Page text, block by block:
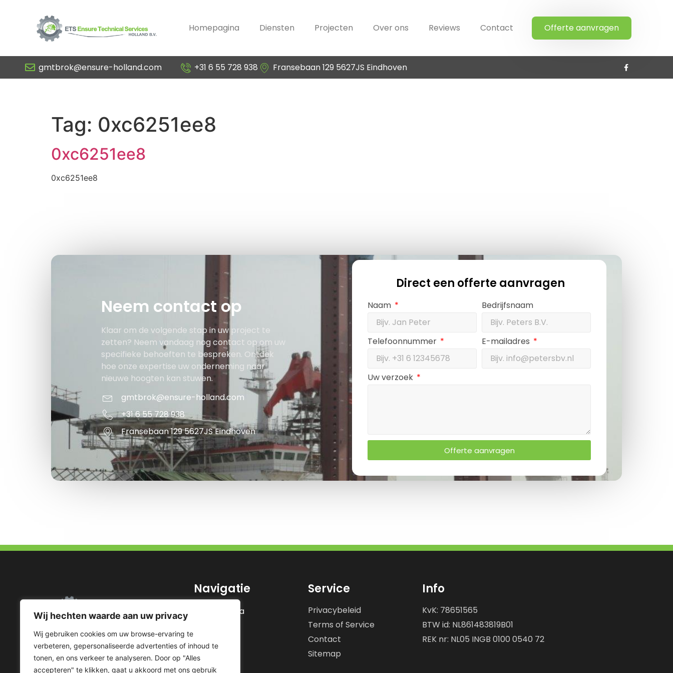
Wij hechten waarde aan uw privacy
Wij gebruiken cookies om uw browse-ervaring te
verbeteren, gepersonaliseerde advertenties of inhoud te
tonen, en ons verkeer te analyseren. Door op "Alles
accepteren" te klikken, gaat u akkoord met ons gebruik
Homepagina Diensten Projecten Over ons Reviews Contact Offerte aanvragen
gmtbrok@ensure-holland.com +31 6 55 728 938 Fransebaan 129 5627JS Eindhoven
Tag: 0xc6251ee8
0xc6251ee8
0xc6251ee8
Neem contact op
Klaar om de volgende stap in uw project te
zetten? Neem vandaag nog contact op om uw
specifieke behoeften te bespreken. Ontdek
hoe onze expertise uw onderneming naar
nieuwe hoogten kan stuwen.
gmtbrok@ensure-holland.com
+31 6 55 728 938
Fransebaan 129 5627JS Eindhoven
Direct een offerte aanvragen
Naam Bedrijfsnaam
Telefoonnummer E-mailadres
Uw verzoek
Offerte aanvragen
Navigatie
Homepagina
Reviews
Service
Privacybeleid
Terms of Service
Contact
Sitemap
Info
KvK: 78651565
BTW id: NL861483819B01
REK nr: NL05 INGB 0100 0540 72